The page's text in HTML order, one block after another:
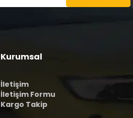
Kurumsal
İletişim
İletişim Formu
Kargo Takip